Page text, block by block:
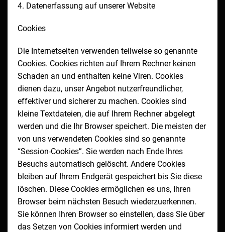
4. Datenerfassung auf unserer Website
Cookies
Die Internetseiten verwenden teilweise so genannte
Cookies. Cookies richten auf Ihrem Rechner keinen
Schaden an und enthalten keine Viren. Cookies
dienen dazu, unser Angebot nutzerfreundlicher,
effektiver und sicherer zu machen. Cookies sind
kleine Textdateien, die auf Ihrem Rechner abgelegt
werden und die Ihr Browser speichert. Die meisten der
von uns verwendeten Cookies sind so genannte
“Session-Cookies”. Sie werden nach Ende Ihres
Besuchs automatisch gelöscht. Andere Cookies
bleiben auf Ihrem Endgerät gespeichert bis Sie diese
löschen. Diese Cookies ermöglichen es uns, Ihren
Browser beim nächsten Besuch wiederzuerkennen.
Sie können Ihren Browser so einstellen, dass Sie über
das Setzen von Cookies informiert werden und